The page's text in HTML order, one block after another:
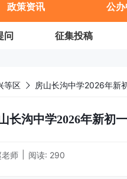
政策资讯 公
问 征集投稿
等区 房山长沟中学2026年新
长沟中学2026年新初
师 阅读: 290